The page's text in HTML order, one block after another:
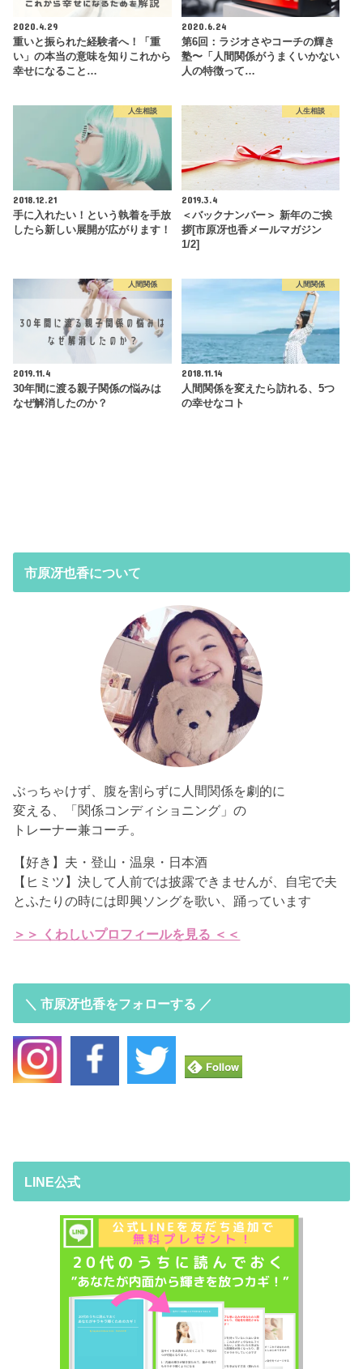
2020.4.29
重いと振られた経験者へ！「重
い」の本当の意味を知りこれから
幸せになること…
2020.6.24
第6回：ラジオさやコーチの輝き
塾〜「人間関係がうまくいかない
人の特徴って…
人生相談
2018.12.21
手に入れたい！という執着を手放
したら新しい展開が広がります！
人生相談
2019.3.4
＜バックナンバー＞ 新年のご挨
拶[市原冴也香メールマガジン
1/2]
人間関係
2019.11.4
30年間に渡る親子関係の悩みは
なぜ解消したのか？
人間関係
2018.11.14
人間関係を変えたら訪れる、5つ
の幸せなコト
市原冴也香について
ぶっちゃけず、腹を割らずに人間関係を劇的に
変える、「関係コンディショニング」の
トレーナー兼コーチ。
【好き】夫・登山・温泉・日本酒
【ヒミツ】決して人前では披露できませんが、自宅で夫
とふたりの時には即興ソングを歌い、踊っています
＞＞ くわしいプロフィールを見る ＜＜
＼ 市原冴也香をフォローする ／
LINE公式